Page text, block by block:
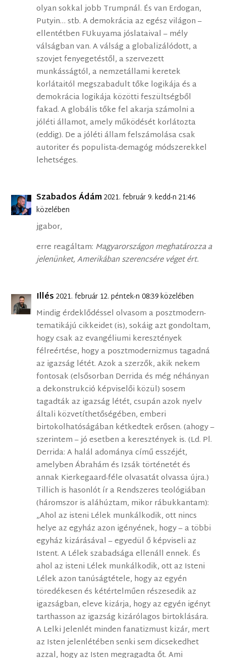
olyan sokkal jobb Trumpnál. És van Erdogan,
Putyin… stb. A demokrácia az egész világon –
ellentétben FUkuyama jóslataival – mély
válságban van. A válság a globalizálódott, a
szovjet fenyegetéstől, a szervezett
munkásságtól, a nemzetállami keretek
korlátaitól megszabadult tőke logikája és a
demokrácia logikája közötti feszültségből
fakad. A globális tőke fel akarja számolni a
jóléti államot, amely működését korlátozta
(eddig). De a jóléti állam felszámolása csak
autoriter és populista-demagóg módszerekkel
lehetséges.
Szabados Ádám2021. február 9. kedd-n 21:46
közelében
jgabor,
erre reagáltam: Magyarországon meghatározza a
jelenünket, Amerikában szerencsére véget ért.
Illés 2021. február 12. péntek-n 08:39 közelében
Mindig érdeklődéssel olvasom a posztmodern-
tematikájú cikkeidet (is), sokáig azt gondoltam,
hogy csak az evangéliumi keresztények
félreértése, hogy a posztmodernizmus tagadná
az igazság létét. Azok a szerzők, akik nekem
fontosak (elsősorban Derrida és még néhányan
a dekonstrukció képviselői közül) sosem
tagadták az igazság létét, csupán azok nyelv
általi közvetíthetőségében, emberi
birtokolhatóságában kétkedtek erősen. (ahogy –
szerintem – jó esetben a keresztények is. (Ld. Pl.
Derrida: A halál adománya című esszéjét,
amelyben Ábrahám és Izsák történetét és
annak Kierkegaard-féle olvasatát olvassa újra.)
Tillich is hasonlót ír a Rendszeres teológiában
(háromszor is aláhúztam, mikor rábukkantam):
„Ahol az isteni Lélek munkálkodik, ott nincs
helye az egyház azon igényének, hogy – a többi
egyház kizárásával – egyedül ő képviseli az
Istent. A Lélek szabadsága ellenáll ennek. És
ahol az isteni Lélek munkálkodik, ott az Isteni
Lélek azon tanúságtétele, hogy az egyén
töredékesen és kétértelműen részesedik az
igazságban, eleve kizárja, hogy az egyén igényt
tarthasson az igazság kizárólagos birtoklására.
A Lelki Jelenlét minden fanatizmust kizár, mert
az Isten jelenlétében senki sem dicsekedhet
azzal, hogy az Isten megragadta őt. Ami